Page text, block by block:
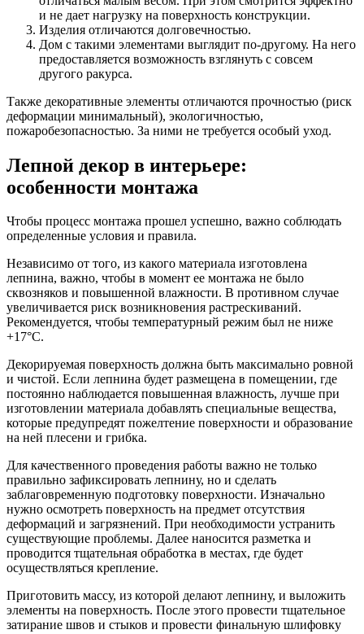
и не дает нагрузку на поверхность конструкции.
Изделия отличаются долговечностью.
Дом с такими элементами выглядит по-другому. На него
предоставляется возможность взглянуть с совсем
другого ракурса.
Также декоративные элементы отличаются прочностью (риск
деформации минимальный), экологичностью,
пожаробезопасностью. За ними не требуется особый уход.
Лепной декор в интерьере:
особенности монтажа
Чтобы процесс монтажа прошел успешно, важно соблюдать
определенные условия и правила.
Независимо от того, из какого материала изготовлена
лепнина, важно, чтобы в момент ее монтажа не было
сквозняков и повышенной влажности. В противном случае
увеличивается риск возникновения растрескиваний.
Рекомендуется, чтобы температурный режим был не ниже
+17°С.
Декорируемая поверхность должна быть максимально ровной
и чистой. Если лепнина будет размещена в помещении, где
постоянно наблюдается повышенная влажность, лучше при
изготовлении материала добавлять специальные вещества,
которые предупредят пожелтение поверхности и образование
на ней плесени и грибка.
Для качественного проведения работы важно не только
правильно зафиксировать лепнину, но и сделать
заблаговременную подготовку поверхности. Изначально
нужно осмотреть поверхность на предмет отсутствия
деформаций и загрязнений. При необходимости устранить
существующие проблемы. Далее наносится разметка и
проводится тщательная обработка в местах, где будет
осуществляться крепление.
Приготовить массу, из которой делают лепнину, и выложить
элементы на поверхность. После этого провести тщательное
затирание швов и стыков и провести финальную шлифовку